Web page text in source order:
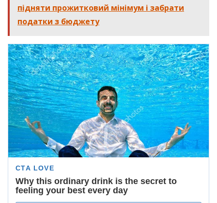
підняти прожитковий мінімум і забрати
податки з бюджету